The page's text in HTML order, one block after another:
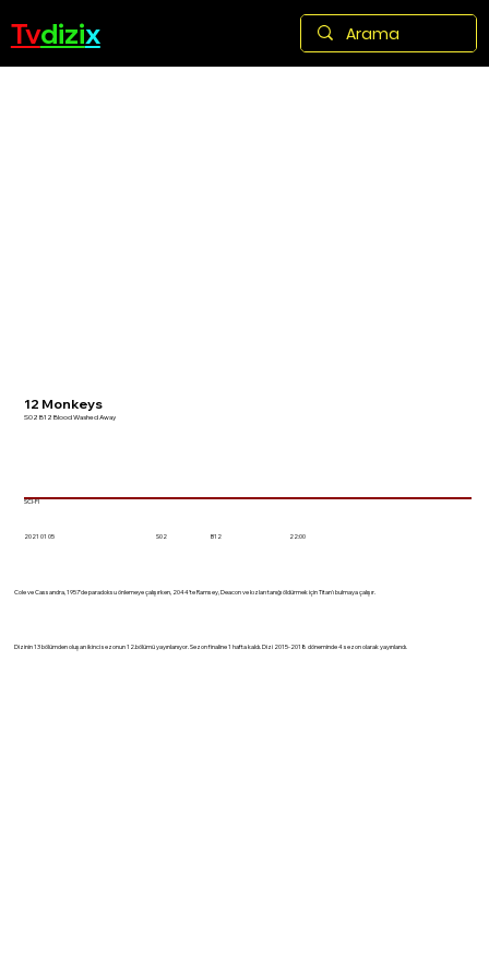
Tvdizix
12 Monkeys
S02 B12 Blood Washed Away
SCI-FI
2021 01 05 S02 B12 22:00
Cole ve Cassandra, 1957'de paradoksu önlemeye çalışırken, 2044'te Ramsey, Deacon ve kızları tanığı öldürmek için Titan'ı bulmaya çalışır.
Dizinin 13 bölümden oluşan ikinci sezonun 12.bölümü yayınlanıyor. Sezon finaline 1 hafta kaldı. Dizi 2015-2018 döneminde 4 sezon olarak yayınlandı.